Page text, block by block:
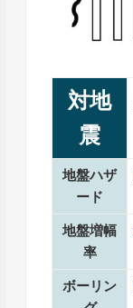
対地
震
地盤ハザ
ード
地盤増幅
率
ボーリン